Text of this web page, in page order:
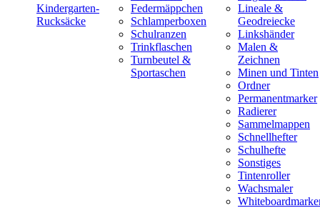
Kindergarten-
Rucksäcke
Federmäppchen
Schlamperboxen
Schulranzen
Trinkflaschen
Turnbeutel &
Sportaschen
Lineale &
Geodreiecke
Linkshänder
Malen &
Zeichnen
Minen und Tinten
Ordner
Permanentmarker
Radierer
Sammelmappen
Schnellhefter
Schulhefte
Sonstiges
Tintenroller
Wachsmaler